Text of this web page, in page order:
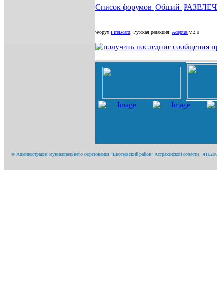
Список форумов Общий
Форум FireBoard Русская редакция: Adeptus v.2.0
© Администрация муниципального образования "Енотаевский район" Астраханской области